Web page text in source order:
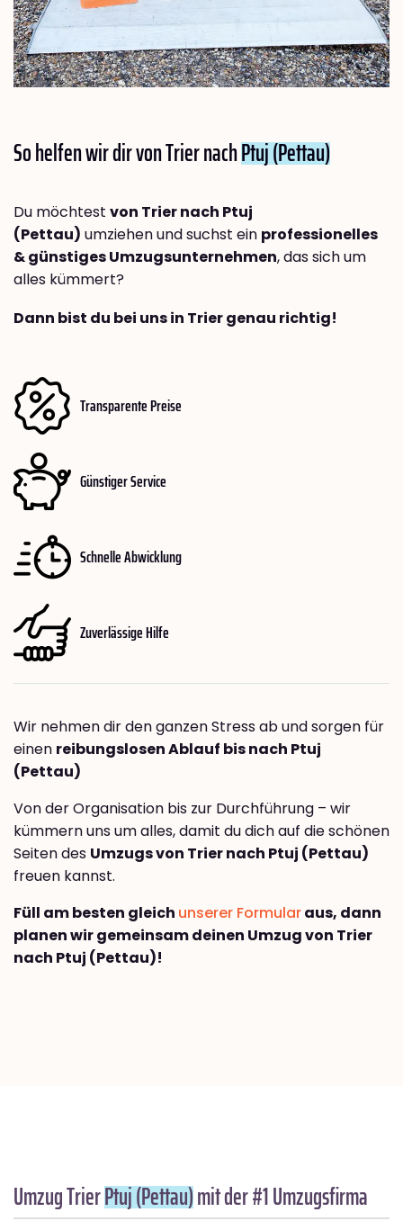
So helfen wir dir von Trier nachPtuj (Pettau)
Du möchtest von Trier nach Ptuj
(Pettau) umziehen und suchst ein professionelles
& günstiges Umzugsunternehmen, das sich um
alles kümmert?
Dann bist du bei uns in Trier genau richtig!
Transparente Preise
Günstiger Service
Schnelle Abwicklung
Zuverlässige Hilfe
Wir nehmen dir den ganzen Stress ab und sorgen für
einen reibungslosen Ablauf bis nach Ptuj
(Pettau)
Von der Organisation bis zur Durchführung – wir
kümmern uns um alles, damit du dich auf die schönen
Seiten des Umzugs von Trier nach Ptuj (Pettau)
freuen kannst.
Füll am besten gleich unserer Formularaus, dann
planen wir gemeinsam deinen Umzug von Trier
nach Ptuj (Pettau)!
Umzug TrierPtuj (Pettau)mit der #1 Umzugsfirma